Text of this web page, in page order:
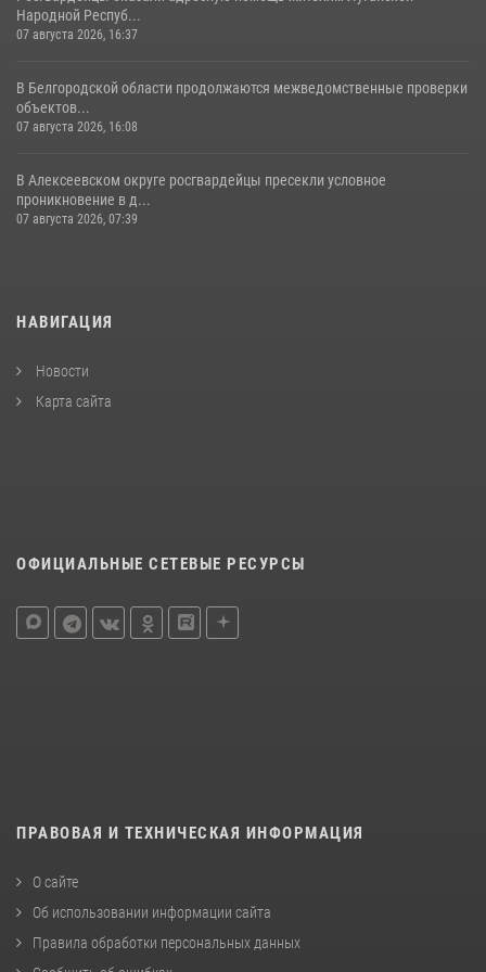
Народной Респуб...
07 августа 2026, 16:37
В Белгородской области продолжаются межведомственные проверки
объектов...
07 августа 2026, 16:08
В Алексеевском округе росгвардейцы пресекли условное
проникновение в д...
07 августа 2026, 07:39
НАВИГАЦИЯ
Новости
Карта сайта
ОФИЦИАЛЬНЫЕ СЕТЕВЫЕ РЕСУРСЫ
ПРАВОВАЯ И ТЕХНИЧЕСКАЯ ИНФОРМАЦИЯ
О сайте
Об использовании информации сайта
Правила обработки персональных данных